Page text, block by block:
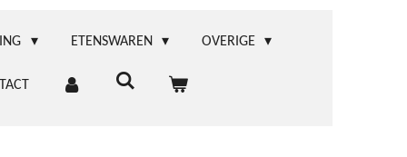
ETENSWAREN OVERIGE